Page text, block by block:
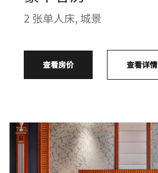
2 张单人床, 城景
查看房价 查看详情